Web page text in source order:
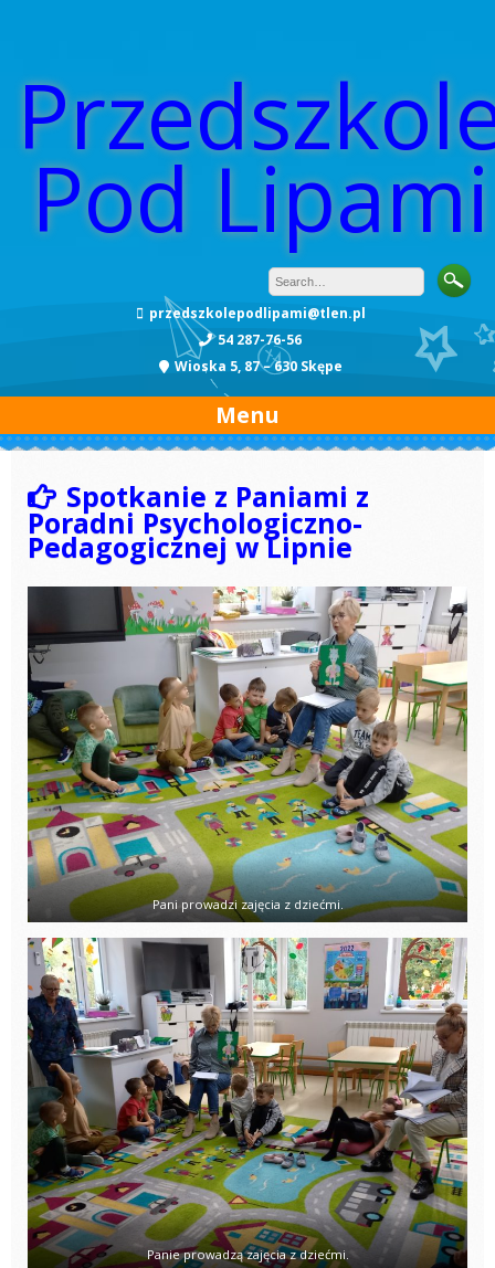
Pod Lipami
przedszkolepodlipami@tlen.pl
54 287-76-56
Wioska 5, 87 – 630 Skępe
Menu
Spotkanie z Paniami z
Poradni Psychologiczno-
Pedagogicznej w Lipnie
Pani prowadzi zajęcia z dziećmi.
Panie prowadzą zajęcia z dziećmi.